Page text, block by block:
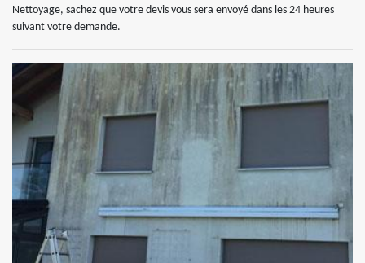
Nettoyage, sachez que votre devis vous sera envoyé dans les 24 heures
suivant votre demande.